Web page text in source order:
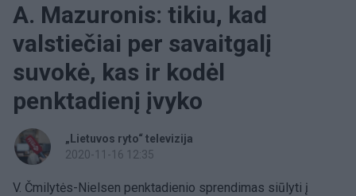
A. Mazuronis: tikiu, kad
valstiečiai per savaitgalį
suvokė, kas ir kodėl
penktadienį įvyko
„Lietuvos ryto“ televizija
2020-11-16 12:35
V. Čmilytės-Nielsen penktadienio sprendimas siūlyti į